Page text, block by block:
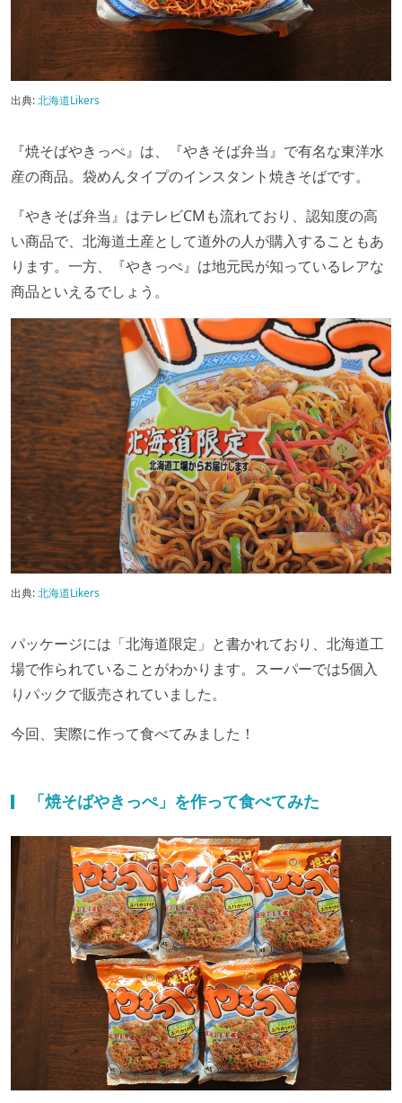
出典:北海道Likers
『焼そばやきっぺ』は、『やきそば弁当』で有名な東洋水
産の商品。袋めんタイプのインスタント焼きそばです。
『やきそば弁当』はテレビCMも流れており、認知度の高
い商品で、北海道土産として道外の人が購入することもあ
ります。一方、『やきっぺ』は地元民が知っているレアな
商品といえるでしょう。
出典:北海道Likers
パッケージには「北海道限定」と書かれており、北海道工
場で作られていることがわかります。スーパーでは5個入
りパックで販売されていました。
今回、実際に作って食べてみました！
「焼そばやきっぺ」を作って食べてみた